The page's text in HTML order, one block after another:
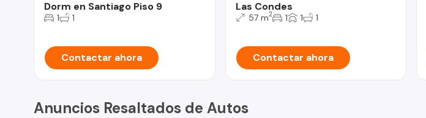
Dorm en Santiago Piso 9
1 1
Contactar ahora
Las Condes
57 m2 1 1 1
Contactar ahora
Anuncios Resaltados de Autos